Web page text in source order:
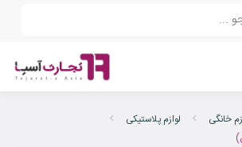
خانگی
لوازم پلاستیکی